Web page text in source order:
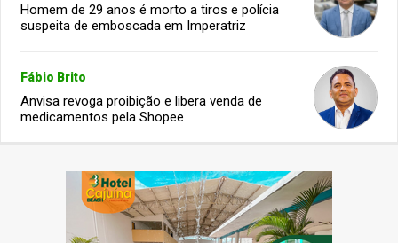
Homem de 29 anos é morto a tiros e polícia
suspeita de emboscada em Imperatriz
Fábio Brito
Anvisa revoga proibição e libera venda de
medicamentos pela Shopee